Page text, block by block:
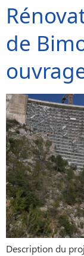
de
Description du